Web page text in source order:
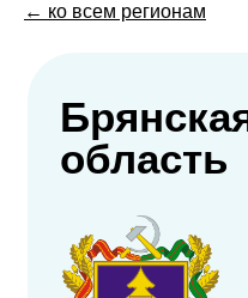
область
← ко всем регионам